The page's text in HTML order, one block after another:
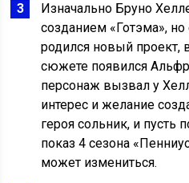
Изначально Бруно
созданием «Готэма»,
родился новый проект,
сюжете появился
персонаж вызвал у
интерес и желание
героя сольник, и пусть
показ 4 сезона
может измениться.